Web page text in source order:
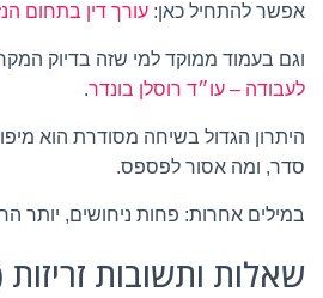
אפשר להתחיל כאן: עורך דין בתחום
וגם בעמוד ממוקד למי שזה בדיוק
לעבודה – עו״ד רוסלן בונדר.
היתרון הגדול בשיחה מסודרת הוא
סדר, ומה אסור לפספס.
במילים אחרות: פחות ניחושים, יותר
שאלות ותשובות